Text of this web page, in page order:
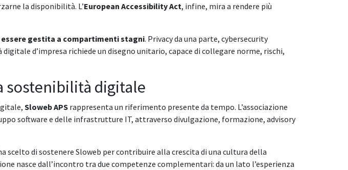
la disponibilità. L’European Accessibility Act, infine, mira a rendere più
gestita a compartimenti stagni. Privacy da una parte, cybersecurity
d’impresa richiede un disegno unitario, capace di collegare norme, rischi,
sostenibilità digitale
Sloweb APS rappresenta un riferimento presente da tempo. L’associazione
software e delle infrastrutture IT, attraverso divulgazione, formazione, advisory
scelto di sostenere Sloweb per contribuire alla crescita di una cultura della
nasce dall’incontro tra due competenze complementari: da un lato l’esperienza